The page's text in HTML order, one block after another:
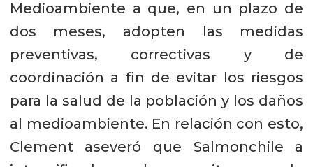
Medioambiente a que, en un plazo de
dos meses, adopten las medidas
preventivas, correctivas y de
coordinación a fin de evitar los riesgos
para la salud de la población y los daños
al medioambiente. En relación con esto,
Clement aseveró que Salmonchile a